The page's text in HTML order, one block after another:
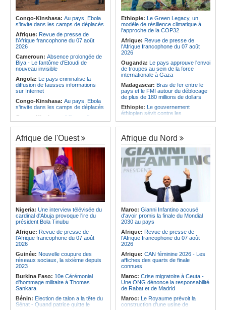
Afrique:La LSF salue le lancement
du premier ETF obligataire
souverain africain (USD) disponible
en Europe
Afrique: Promesse de la finale de la
Coupe du Monde 2030 au Maroc -
Infantino marquera-t-il le but de son
corrige le Kabuscorp en match de
préparation
Angola:Des experts prélèvent des
échantillons pour identifier les
victimes de l'accident de Cuanza-
Sul
Congo-Kinshasa: Au pays, Ebola
s'invite dans les camps de déplacés
Afrique: Revue de presse de
l'Afrique francophone du 07 août
2026
Cameroun: Absence prolongée de
Biya - Le fantôme d'Etoudi de
nouveau invisible
Angola: Le pays criminalise la
diffusion de fausses informations
sur Internet
Congo-Kinshasa: Au pays, Ebola
s'invite dans les camps de déplacés
Congo-Kinshasa:
A l'issue d'une
visite au pays, le chef de l'OMS
appelle à intensifier la riposte
Congo-Kinshasa:Transfert de 15
personnes vers l'AFC/M23
Centrafrique:
Un réseau mondial
de professionnels de la santé
connectés par la télémédecine
Congo-Kinshasa:Ebola au pays -
Africa CDC mise sur les
communautés
Afrique Centrale:L'explosion de la
demande de viande de brousse
extermine la faune sauvage
Ethiopie: Le Green Legacy, un
modèle de résilience climatique à
l'approche de la COP32
Afrique: Revue de presse de
l'Afrique francophone du 07 août
2026
Ouganda: Le pays approuve l'envoi
de troupes au sein de la force
internationale à Gaza
Madagascar: Bras de fer entre le
pays et le FMI autour du déblocage
de plus de 180 millions de dollars
Ethiopie: Le gouvernement
éthiopien sévit contre les
Kenya:Des associations de
femmes marchent pour dénoncer
les disparitions forcées
Afrique:La CEA renforce les
capacités des parlementaires de
l'Afrique de l'Est
Congo-Kinshasa:Après l'accord
avec une branche des FDLR, les
zones d'ombre persistent
Sud-Soudan:Le pays à la croisée
des chemins, alerte l'ONU
Rwanda:Rome et Kigali discutent
d'une possible externalisation au
pays des procédures d'asile à
destination de l'Italie
Afrique de l'Ouest
Nigeria: Une interview télévisée du
cardinal d'Abuja provoque l'ire du
président Bola Tinubu
Afrique: Revue de presse de
l'Afrique francophone du 07 août
2026
Guinée: Nouvelle coupure des
réseaux sociaux, la sixième depuis
2023
Burkina Faso: 10e Cérémonial
d'hommage militaire à Thomas
Sankara
Bénin: Election de talon a la tête du
Sénat - Quand patrice quitte le
Afrique du Nord
Maroc: Gianni Infantino accusé
d'avoir promis la finale du Mondial
2030 au pays
Afrique: Revue de presse de
l'Afrique francophone du 07 août
2026
Afrique: CAN féminine 2026 - Les
affiches des quarts de finale
connues
Maroc: Crise migratoire à Ceuta -
Une ONG dénonce la responsabilité
de Rabat et de Madrid
Maroc: Le Royaume prévoit la
construction d'une usine de